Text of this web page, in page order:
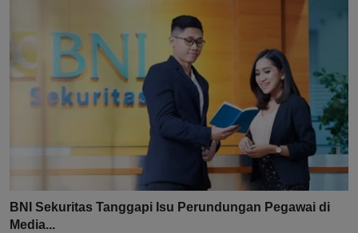
BNI Sekuritas Tanggapi Isu Perundungan Pegawai di
Media...